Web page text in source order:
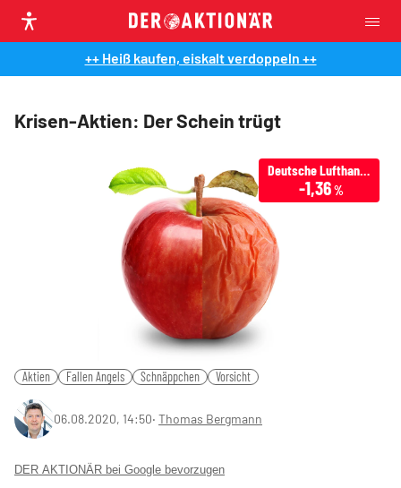
++ Heiß kaufen, eiskalt verdoppeln ++
Krisen-Aktien: Der Schein trügt
Deutsche Lufthansa
-1,36 %
Aktien Fallen Angels Schnäppchen Vorsicht
06.08.2020, 14:50‧ Thomas Bergmann
DER AKTIONÄR bei Google bevorzugen